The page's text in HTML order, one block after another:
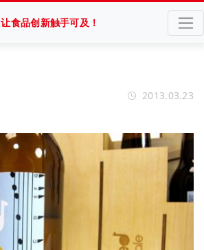
让食品创新触手可及！
2013.03.23